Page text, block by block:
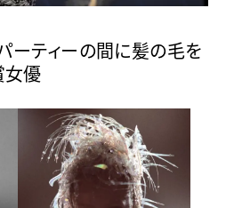
ーティーの間に髪の毛を
女優